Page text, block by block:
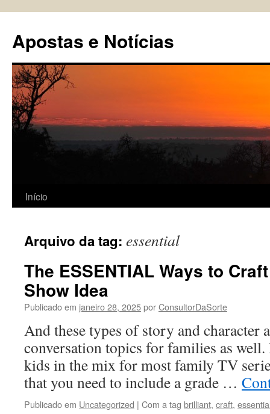
conteúdo
Apostas e Notícias
Início
Arquivo da tag: essential
The ESSENTIAL Ways to
Show Idea
Publicado em janeiro 28, 2025porConsultorDaSorte
And these types of story and character
conversation topics for families as
kids in the mix for most family TV
that you need to include a grade …
Publicado em Uncategorized | Com a tag brilliant, craft,